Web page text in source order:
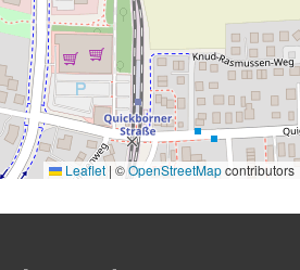
Leaflet | ©OpenStreetMapcontributors